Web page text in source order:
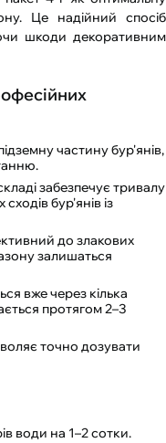
Це надійний спосіб
шкоди декоративним
частину бур'янів,
забезпечує тривалу
бур'янів із
до злакових
залишаться
вже через кілька
протягом 2–3
точно дозувати
води на 1–2 сотки.